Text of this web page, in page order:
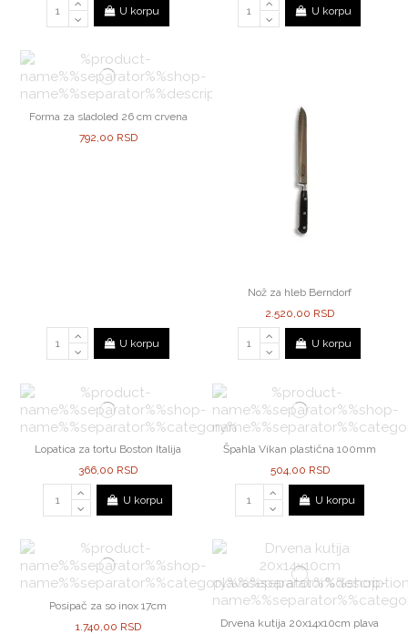
U korpu U korpu
Forma za sladoled 26 cm crvena
792,00 RSD
U korpu
Nož za hleb Berndorf
2.520,00 RSD
U korpu
Lopatica za tortu Boston Italija
366,00 RSD
U korpu
Špahla Vikan plastična 100mm
504,00 RSD
U korpu
Posipač za so inox 17cm
1.740,00 RSD
Drvena kutija 20x14x10cm plava